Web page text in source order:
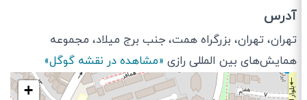
آدرس
تهران، تهران، بزرگراه همت، جنب برج میلاد، مجموعه
همایش‌های بین المللی رازی«مشاهده در نقشه گوگل»
+